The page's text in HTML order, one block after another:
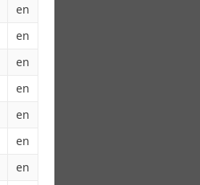
en
en
en
en
en
en
en